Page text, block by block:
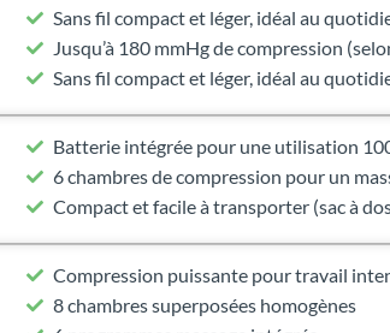
Sans fil compact et léger, idéal au
Jusqu’à 180 mmHg de compression
Sans fil compact et léger, idéal au
Batterie intégrée pour une utilisation
6 chambres de compression pour un
Compact et facile à transporter (sac à
Compression puissante pour travail
8 chambres superposées homogènes